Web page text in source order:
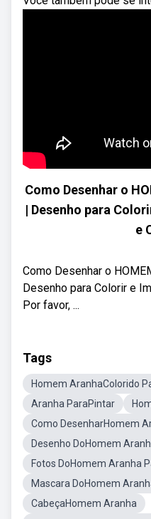
Como Desenhar o
| Desenho para
e
Como Desenhar o
Desenho para Colorir e
Por favor, ...
Tags
Homem AranhaColorido
Aranha ParaPintar
Como DesenharHomem
Desenho DoHomem
Fotos DoHomem Aranha
Mascara DoHomem
CabeçaHomem Aranha